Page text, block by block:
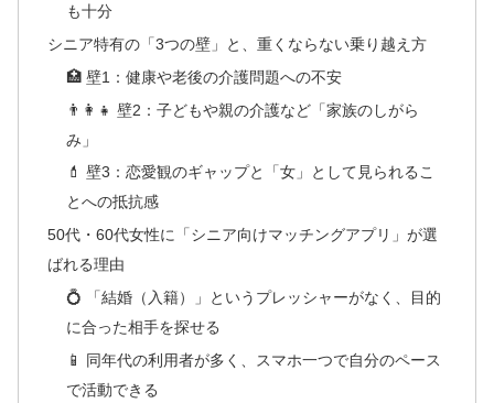
も十分
シニア特有の「3つの壁」と、重くならない乗り越え方
🏥 壁1：健康や老後の介護問題への不安
👨‍👩‍👧 壁2：子どもや親の介護など「家族のしがら
み」
💄 壁3：恋愛観のギャップと「女」として見られるこ
とへの抵抗感
50代・60代女性に「シニア向けマッチングアプリ」が選
ばれる理由
💍 「結婚（入籍）」というプレッシャーがなく、目的
に合った相手を探せる
📱 同年代の利用者が多く、スマホ一つで自分のペース
で活動できる